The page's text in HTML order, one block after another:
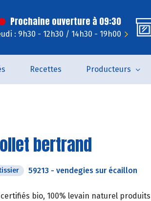
Prochaine ouverture à 09:30
: 9h30 - 12h30 / 14h30 - 19h00
Recettes Producteurs
bertrand
59213 - vendegies sur écaillon
bio, 100% levain naturel